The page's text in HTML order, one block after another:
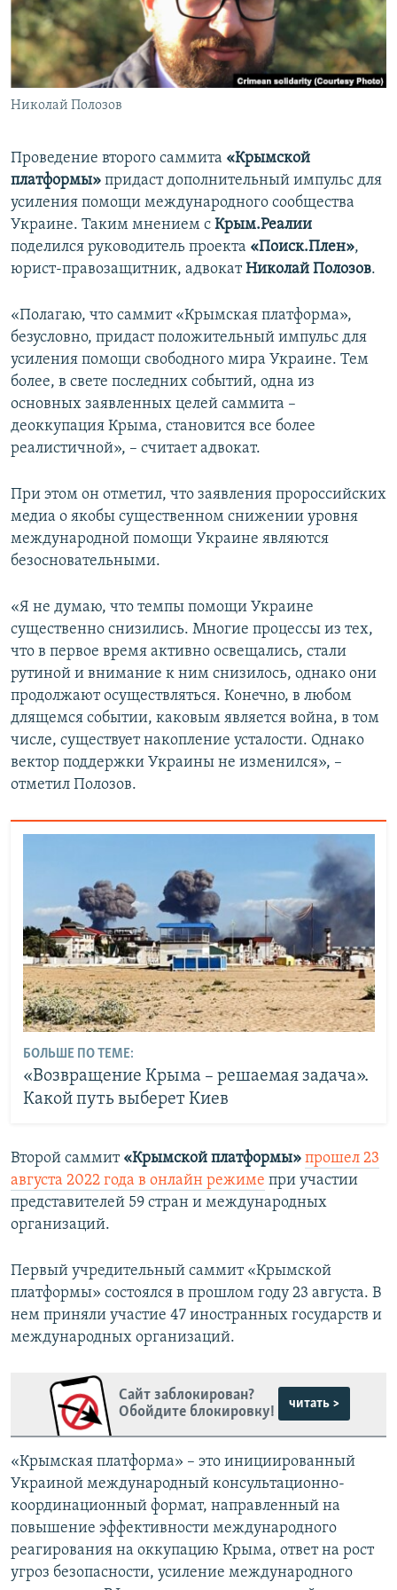
ПОБЕДИТЕЛЕЙ НЕ СУДЯТ?
КРЫМ.НЕПОКОРЕННЫЙ
ELIFBE
УКРАИНСКАЯ ПРОБЛЕМА КРЫМА
ПРИСОЕДИНЯЙТЕСЬ!
Николай Полозов
Проведение второго саммита «Крымской
платформы» придаст дополнительный импульс для
усиления помощи международного сообщества
Украине. Таким мнением с Крым.Реалии
поделился руководитель проекта «Поиск.Плен»,
юрист-правозащитник, адвокатНиколай Полозов.
«Полагаю, что саммит «Крымская платформа»,
безусловно, придаст положительный импульс для
усиления помощи свободного мира Украине. Тем
более, в свете последних событий, одна из
основных заявленных целей саммита –
деоккупация Крыма, становится все более
реалистичной», – считает адвокат.
При этом он отметил, что заявления пророссийских
медиа о якобы существенном снижении уровня
международной помощи Украине являются
безосновательными.
«Я не думаю, что темпы помощи Украине
существенно снизились. Многие процессы из тех,
что в первое время активно освещались, стали
рутиной и внимание к ним снизилось, однако они
продолжают осуществляться. Конечно, в любом
длящемся событии, каковым является война, в том
числе, существует накопление усталости. Однако
вектор поддержки Украины не изменился», –
отметил Полозов.
БОЛЬШЕ ПО ТЕМЕ:
«Возвращение Крыма – решаемая задача».
Какой путь выберет Киев
Второй саммит«Крымской платформы» прошел 23
августа 2022 года в онлайн режиме при участии
представителей 59 стран и международных
организаций.
Первый учредительный саммит «Крымской
платформы» состоялся в прошлом году 23 августа. В
нем приняли участие 47 иностранных государств и
международных организаций.
Сайт заблокирован?
Обойдите блокировку!
читать >
«Крымская платформа» – это инициированный
Украиной международный консультационно-
координационный формат, направленный на
повышение эффективности международного
реагирования на оккупацию Крыма, ответ на рост
угроз безопасности, усиление международного